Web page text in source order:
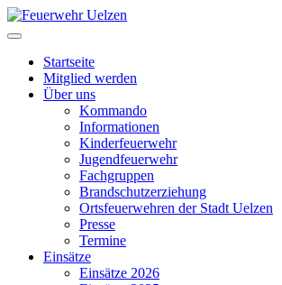
Startseite
Mitglied werden
Über uns
Kommando
Informationen
Kinderfeuerwehr
Jugendfeuerwehr
Fachgruppen
Brandschutzerziehung
Ortsfeuerwehren der Stadt Uelzen
Presse
Termine
Einsätze
Einsätze 2026